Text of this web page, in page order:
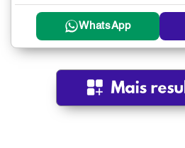
WhatsApp